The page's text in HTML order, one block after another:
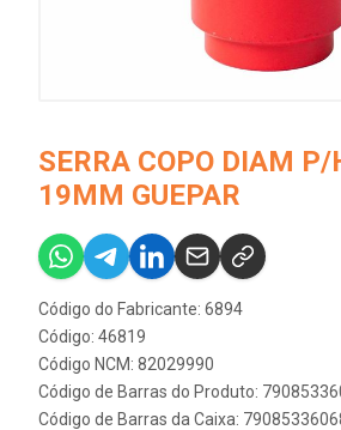
SERRA COPO DIAM
19MM GUEPAR
Código do Fabricante: 6894
Código: 46819
Código NCM: 82029990
Código de Barras do Produto:
Código de Barras da Caixa: